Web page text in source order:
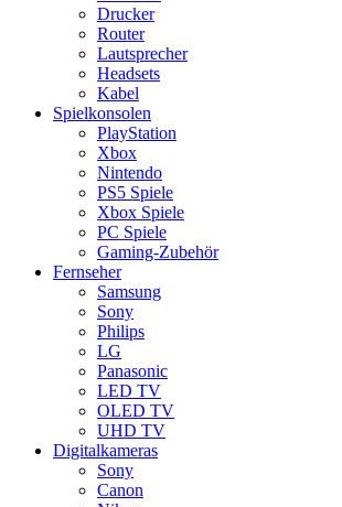
Drucker
Router
Lautsprecher
Headsets
Kabel
Spielkonsolen
PlayStation
Xbox
Nintendo
PS5 Spiele
Xbox Spiele
PC Spiele
Gaming-Zubehör
Fernseher
Samsung
Sony
Philips
LG
Panasonic
LED TV
OLED TV
UHD TV
Digitalkameras
Sony
Canon